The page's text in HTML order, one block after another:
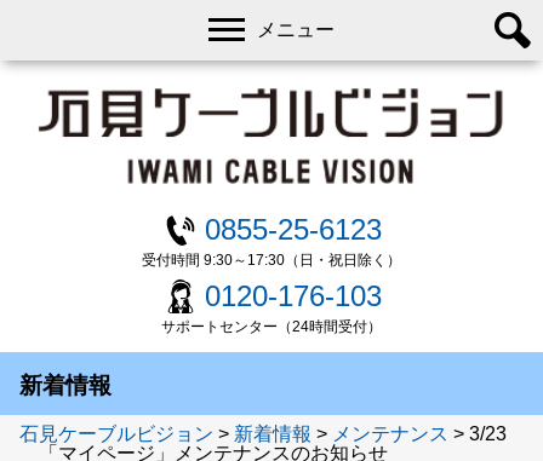
0855-25-6123
受付時間 9:30～17:30（日・祝日除く）
0120-176-103
サポートセンター（24時間受付）
メニュー
新着情報
石見ケーブルビジョン > 新着情報 > メンテナンス > 3/23
「マイページ」メンテナンスのお知らせ